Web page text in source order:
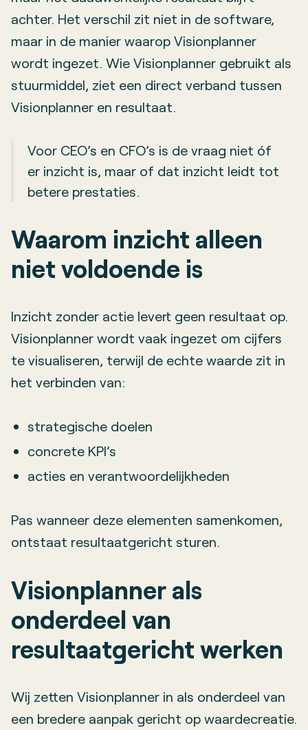
achter. Het verschil zit niet in de software,
maar in de manier waarop Visionplanner
wordt ingezet. Wie Visionplanner gebruikt als
stuurmiddel, ziet een direct verband tussen
Visionplanner en resultaat.
Voor CEO’s en CFO’s is de vraag niet óf
er inzicht is, maar of dat inzicht leidt tot
betere prestaties.
Waarom inzicht alleen
niet voldoende is
Inzicht zonder actie levert geen resultaat op.
Visionplanner wordt vaak ingezet om cijfers
te visualiseren, terwijl de echte waarde zit in
het verbinden van:
strategische doelen
concrete KPI’s
acties en verantwoordelijkheden
Pas wanneer deze elementen samenkomen,
ontstaat resultaatgericht sturen.
Visionplanner als
onderdeel van
resultaatgericht werken
Wij zetten Visionplanner in als onderdeel van
een bredere aanpak gericht op waardecreatie.